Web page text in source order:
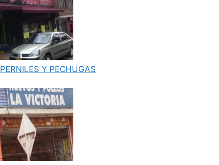
PERNILES Y PECHUGAS